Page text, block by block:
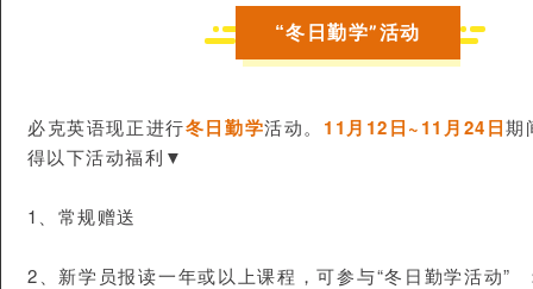
“冬日勤学”活动
必克英语现正进行冬日勤学活动。 11月12日~11月24日期
得以下活动福利 ▼
1、常规赠送
2、新学员报读一年或以上课程，可参与“冬日勤学活动”